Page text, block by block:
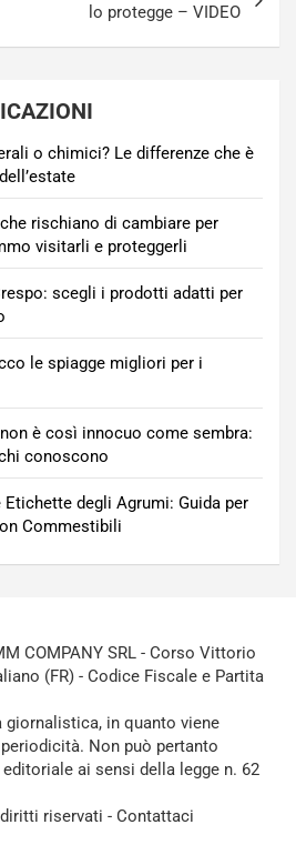
lo protegge – VIDEO
o chimici? Le differenze che è
rischiano di cambiare per
visitarli e proteggerli
scegli i prodotti adatti per
le spiagge migliori per i
è così innocuo come sembra:
conoscono
degli Agrumi: Guida per
Commestibili
COMPANY SRL - Corso Vittorio
(FR) - Codice Fiscale e Partita
in quanto viene
Non può pertanto
ai sensi della legge n. 62
riservati - Contattaci